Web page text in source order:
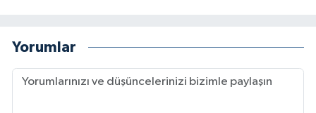
Yorumlar